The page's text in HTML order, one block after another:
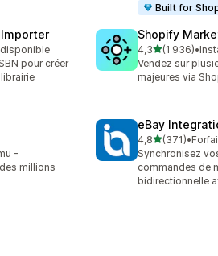
Built for
Importer
pour créer
Shopify
4,3étoile(s) sur 5
(1 936)
1936 avis au•
Vendez sur
majeures via
-
millions
eBay
4,8étoile(s) sur 5
(371)
371 avis au total
•
Synchronisez
commandes de
bidirectionnelle